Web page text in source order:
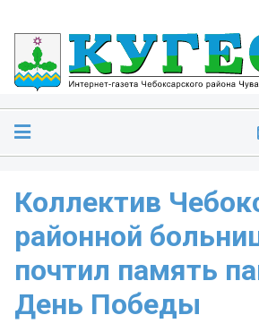
Коллектив
районной
почтил память
День Победы